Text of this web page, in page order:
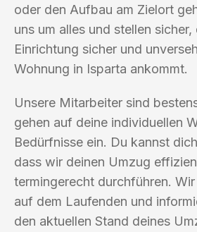
oder den Aufbau am Zielort
uns um alles und stellen sicher,
Einrichtung sicher und
Wohnung in Isparta ankommt.
Unsere Mitarbeiter sind
gehen auf deine individuellen
Bedürfnisse ein. Du kannst
dass wir deinen Umzug
termingerecht durchführen.
auf dem Laufenden und
den aktuellen Stand deines